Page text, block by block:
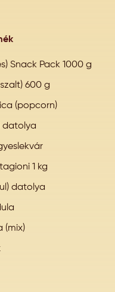
Snack Pack 1000 g
600 g
(popcorn)
datolya
1 kg
datolya
(mix)